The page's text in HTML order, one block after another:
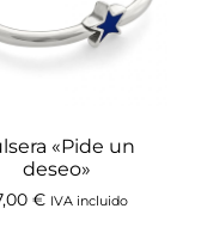
«Pide un
deseo»
€ IVA incluido